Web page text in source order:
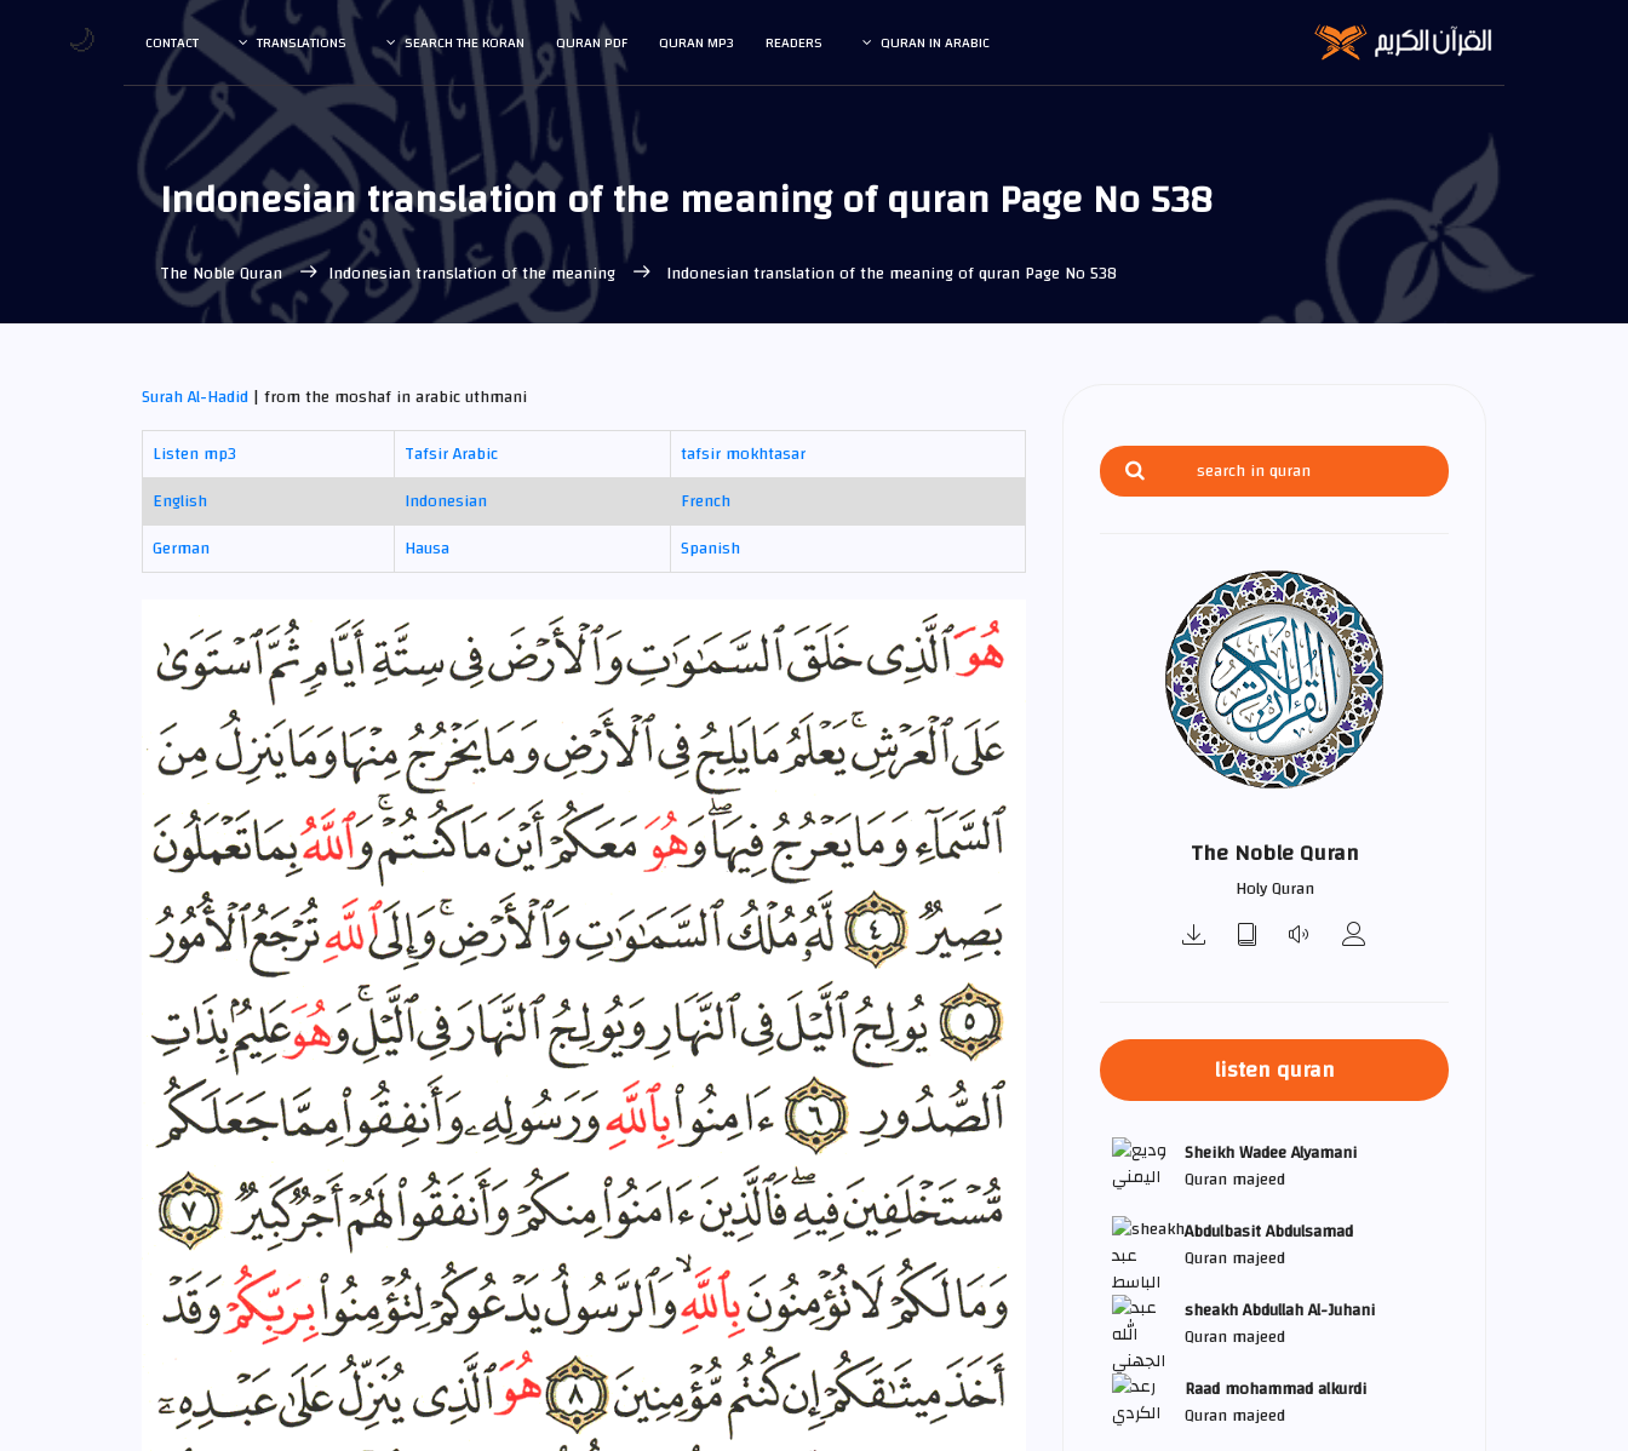
QURAN IN ARABIC
READERS
QURAN MP3
QURAN PDF
SEARCH THE KORAN
TRANSLATIONS
CONTACT
Indonesian translation of the meaning of quran Page No 538
The Noble Quran Indonesian translation of the meaning Indonesian translation of the meaning of quran Page No 538
Surah Al-Hadid| from the moshaf in arabic uthmani
Listen mp3
Tafsir Arabic
tafsir mokhtasar
English
Indonesian
French
German
Hausa Spanish
The Noble Quran
Holy Quran
listen quran
Sheikh Wadee Alyamani
Quran majeed
Abdulbasit Abdulsamad
Quran majeed
sheakh Abdullah Al-Juhani
Quran majeed
Raad mohammad alkurdi
Quran majeed
🌙